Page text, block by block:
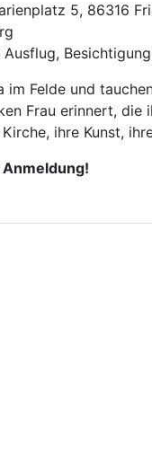
5, 86316
im Felde und
Frau erinnert, die
ihre Kunst,